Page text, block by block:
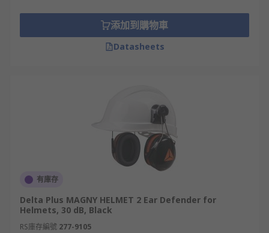
添加到購物車
Datasheets
有庫存
Delta Plus MAGNY HELMET 2 Ear Defender for
Helmets, 30 dB, Black
RS庫存編號 277-9105